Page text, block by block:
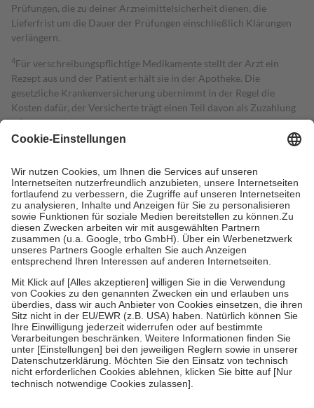
Prüfungen, die zu deiner Arzneimittelsicherheit dienen, die
Lieferfrist um die Dauer der Prüfungen einschließlich Klärungen
verlängern.
4Für verschreibungspflichtige Medikamente stellt der Arzt ein
Rezept aus und der Patient erhält sie in der Apotheke. Die
gesetzliche Krankenversicherung übernimmt in der Regel die
Kosten dafür, der Versicherte trägt einen Teil davon als Zuzahlung
mit.
Grundsätzlich leisten Mitglieder Zuzahlungen in Höhe von zehn
höchstens zehn Euro.
Es sind jedoch nie mehr als die tatsächlichen
Kosten der Leistung zu entrichten.
Diese Regeln gelten grundsätzlich auch für Online-Apotheken.
Bei Heilmitteln und häuslicher Krankenpflege beträgt die
Zuzahlung zehn Prozent der Kosten sowie zehn Euro je
Verordnung.
Um das Engagement der Versicherten für ihre eigene Gesundheit zu
stärken und die besondere Stellung der Familie zu unterstützen,
fallenkeine Zuzahlungenan bei:
• Kindern und Jugendlichen bis zum vollendeten 18. Lebensjahr
mit Ausnahme der Fahrkosten
• Untersuchungen zur Vorsorge und Früherkennung, die von der
GKV getragen werden
• empfohlenen Schutzimpfungen
• Harn- und Blutteststreifen